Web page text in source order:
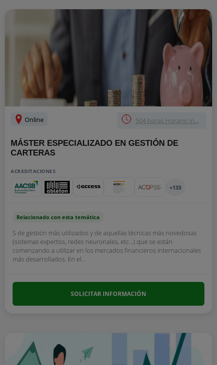
Online 504 horas Horario Vi...
MÁSTER ESPECIALIZADO EN GESTIÓN DE
CARTERAS
ACREDITACIONES
+133
Relacionado con esta temática
S de gestión más utilizados y de aquellas técnicas más novedosas
(sistemas expertos, redes neuronales, etc...) que se están
comenzando a utilizar en los mercados financieros internacionales
más desarrollados. En el...
SOLICITAR INFORMACIÓN